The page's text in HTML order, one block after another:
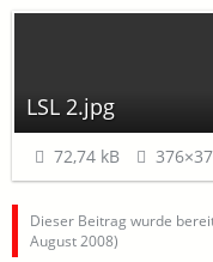
LSL 2.jpg
72,74 kB
Dieser Beitrag wurde
August 2008)